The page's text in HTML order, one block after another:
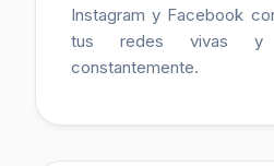
Instagram y Facebook
tus redes vivas y
constantemente.